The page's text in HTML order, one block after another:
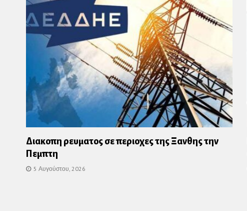
Διακοπη ρευματος σε περιοχες της Ξανθης την
Πεμπτη
5 Αυγούστου, 2026